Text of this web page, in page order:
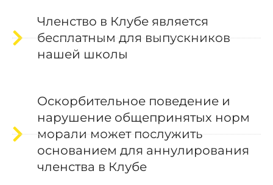
Членство в Клубе является
бесплатным для выпускников
нашей школы
Оскорбительное поведение и
нарушение общепринятых норм
морали может послужить
основанием для аннулирования
членства в Клубе